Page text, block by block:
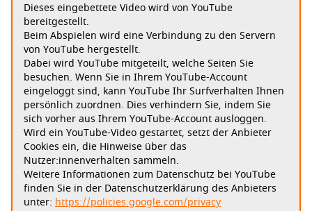
Dieses eingebettete Video wird von YouTube
bereitgestellt.
Beim Abspielen wird eine Verbindung zu den Servern
von YouTube hergestellt.
Dabei wird YouTube mitgeteilt, welche Seiten Sie
besuchen. Wenn Sie in Ihrem YouTube-Account
eingeloggt sind, kann YouTube Ihr Surfverhalten Ihnen
persönlich zuordnen. Dies verhindern Sie, indem Sie
sich vorher aus Ihrem YouTube-Account ausloggen.
Wird ein YouTube-Video gestartet, setzt der Anbieter
Cookies ein, die Hinweise über das
Nutzer:innenverhalten sammeln.
Weitere Informationen zum Datenschutz bei YouTube
finden Sie in der Datenschutzerklärung des Anbieters
unter: https://policies.google.com/privacy